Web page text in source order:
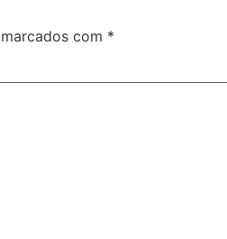
com *